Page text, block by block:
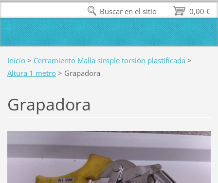
Inicio > Cerramiento Malla simple torsión plastificada >
Altura 1 metro > Grapadora
Grapadora
0,00 €
Buscar en el sitio